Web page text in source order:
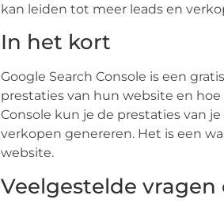
kan leiden tot meer leads en
In het kort
Google Search Console is een
prestaties van hun website en
Console kun je de prestaties van
verkopen genereren. Het is een
website.
Veelgestelde vragen